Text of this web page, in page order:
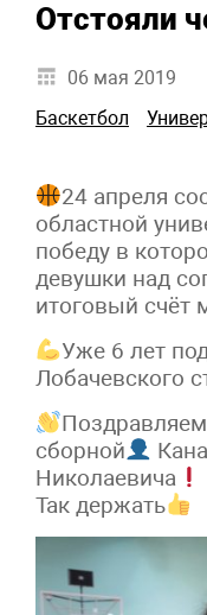
Отстояли
06 мая 2019
Баскетбол
24 апреля
областной
победу в
девушки над
итоговый счёт
Уже 6 лет
Лобачевского
сборной
Николаевича
Так держать